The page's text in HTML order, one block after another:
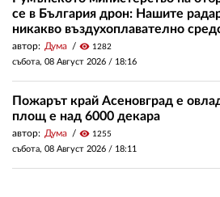
се в България дрон: Нашите
никакво въздухоплавателно
автор: Дума visibility 1282
събота, 08 Август 2026 / 18:16
Пожарът край Асеновград е
площ е над 6000 декара
автор: Дума visibility 1255
събота, 08 Август 2026 / 18:11